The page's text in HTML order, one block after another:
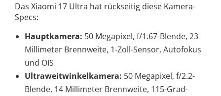
Das Xiaomi 17 Ultra hat rückseitig diese Kamera-
Specs:
Hauptkamera: 50 Megapixel, f/1.67-Blende, 23
Millimeter Brennweite, 1-Zoll-Sensor, Autofokus
und OIS
Ultraweitwinkelkamera: 50 Megapixel, f/2.2-
Blende, 14 Millimeter Brennweite, 115-Grad-